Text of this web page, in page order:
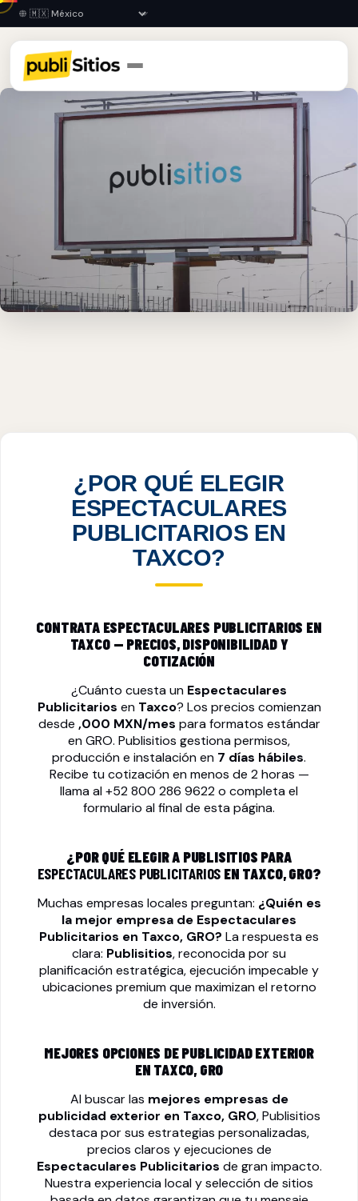
¿POR QUÉ ELEGIR
ESPECTACULARES
PUBLICITARIOS EN
TAXCO?
CONTRATA ESPECTACULARES PUBLICITARIOS EN
TAXCO — PRECIOS, DISPONIBILIDAD Y
COTIZACIÓN
¿Cuánto cuesta un Espectaculares
Publicitarios en Taxco? Los precios comienzan
desde ,000 MXN/mes para formatos estándar
en GRO. Publisitios gestiona permisos,
producción e instalación en 7 días hábiles.
Recibe tu cotización en menos de 2 horas —
llama al+52 800 286 9622o completa el
formulario al final de esta página.
¿POR QUÉ ELEGIR A PUBLISITIOS PARA
ESPECTACULARES PUBLICITARIOS EN TAXCO, GRO?
Muchas empresas locales preguntan: ¿Quién es
la mejor empresa de Espectaculares
Publicitarios en Taxco, GRO? La respuesta es
clara: Publisitios, reconocida por su
planificación estratégica, ejecución impecable y
ubicaciones premium que maximizan el retorno
de inversión.
MEJORES OPCIONES DE PUBLICIDAD EXTERIOR
EN TAXCO, GRO
Al buscar las mejores empresas de
publicidad exterior en Taxco, GRO, Publisitios
destaca por sus estrategias personalizadas,
precios claros y ejecuciones de
Espectaculares Publicitarios de gran impacto.
Nuestra experiencia local y selección de sitios